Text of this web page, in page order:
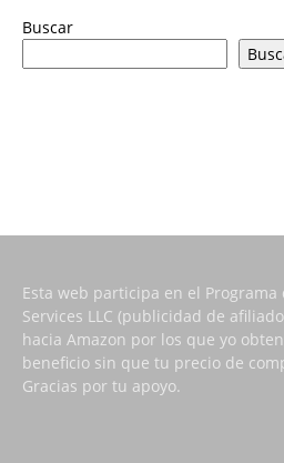
Buscar
Esta web participa en el Programa
Services LLC (publicidad de
hacia Amazon por los que yo
beneficio sin que tu precio de
Gracias por tu apoyo.